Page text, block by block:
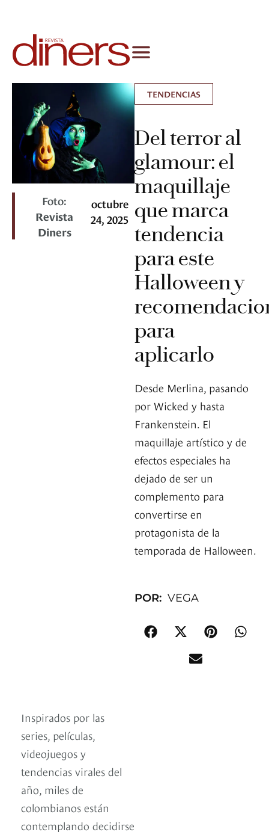
Foto:
Revista
Diners
octubre
24, 2025
TENDENCIAS
Del terror al
glamour: el
maquillaje
que marca
tendencia
para este
Halloween y
para
aplicarlo
Desde Merlina, pasando
por Wicked y hasta
Frankenstein. El
maquillaje artístico y de
efectos especiales ha
dejado de ser un
complemento para
convertirse en
protagonista de la
temporada de Halloween.
POR: VEGA
Inspirados por las
series, películas,
videojuegos y
tendencias virales del
año, miles de
colombianos están
contemplando decidirse